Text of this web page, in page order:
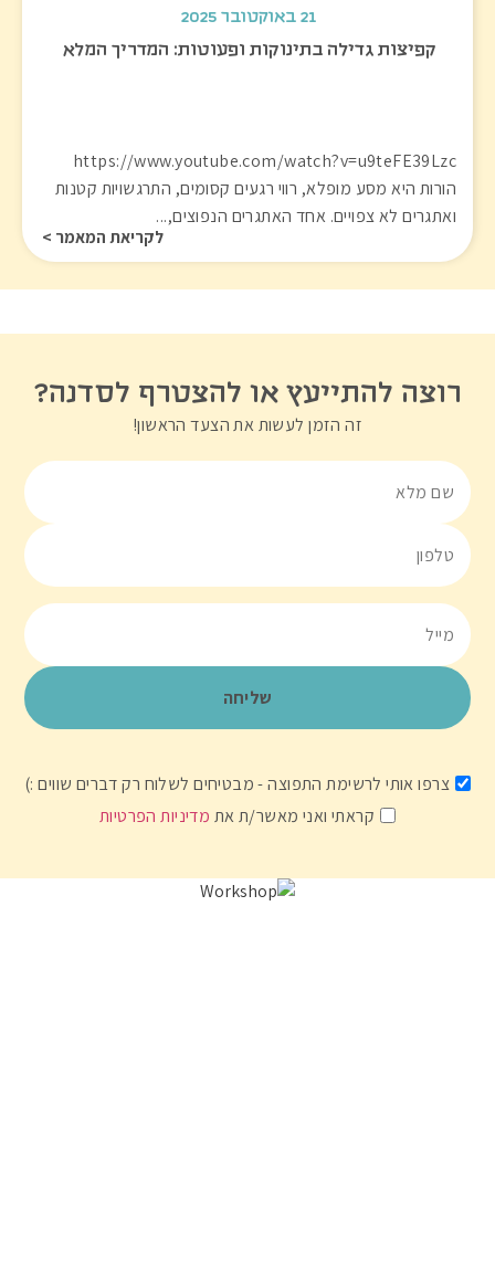
21 באוקטובר 2025
קפיצות גדילה בתינוקות ופעוטות: המדריך המלא
https://www.youtube.com/watch?v=u9teFE39Lzc
הורות היא מסע מופלא, רווי רגעים קסומים, התרגשויות קטנות
ואתגרים לא צפויים. אחד האתגרים הנפוצים,...
לקריאת המאמר >
רוצה להתייעץ או להצטרף לסדנה?
זה הזמן לעשות את הצעד הראשון!
צרפו אותי לרשימת התפוצה - מבטיחים לשלוח רק דברים שווים :)
קראתי ואני מאשר/ת את מדיניות הפרטיות